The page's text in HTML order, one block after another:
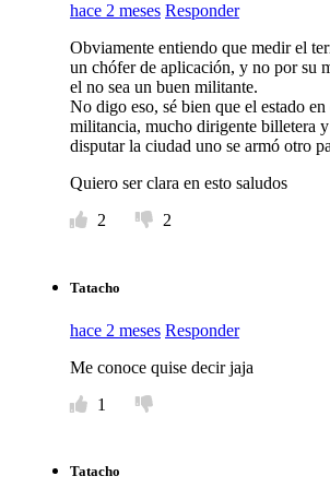
hace 2 meses Responder
Obviamente entiendo que medir el
un chófer de aplicación, y no por su
el no sea un buen militante.
No digo eso, sé bien que el estado
militancia, mucho dirigente billetera
disputar la ciudad uno se armó otro
Quiero ser clara en esto saludos
2
2
Tatacho
hace 2 meses Responder
Me conoce quise decir jaja
1
Tatacho